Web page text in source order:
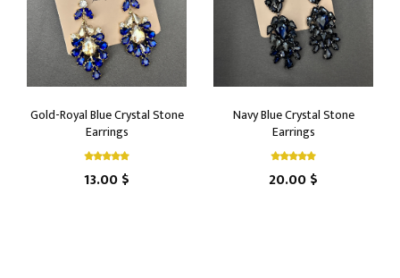
Gold-Royal Blue Crystal Stone
Earrings
13.00 $
Navy Blue Crystal Stone
Earrings
20.00 $